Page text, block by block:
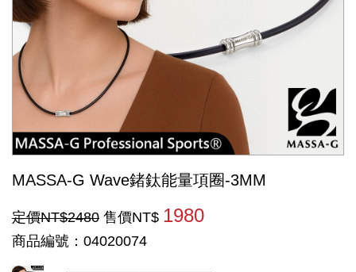
MASSA-G Wave鍺鈦能量項圈-3MM
定價NT$2480 售價NT$ 1980
商品編號：04020074